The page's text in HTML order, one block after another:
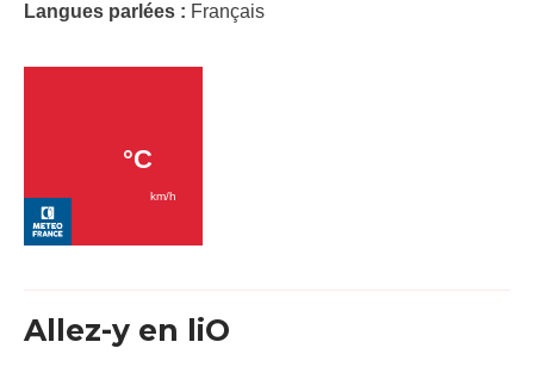
Langues parlées : Français
Allez-y en liO